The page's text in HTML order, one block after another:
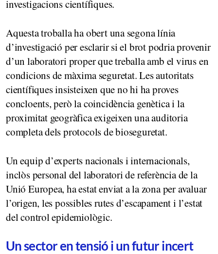
investigacions científiques.
Aquesta troballa ha obert una segona línia
d’investigació per esclarir si el brot podria provenir
d’un laboratori proper que treballa amb el virus en
condicions de màxima seguretat. Les autoritats
científiques insisteixen que no hi ha proves
concloents, però la coincidència genètica i la
proximitat geogràfica exigeixen una auditoria
completa dels protocols de bioseguretat.
Un equip d’experts nacionals i internacionals,
inclòs personal del laboratori de referència de la
Unió Europea, ha estat enviat a la zona per avaluar
l’origen, les possibles rutes d’escapament i l’estat
del control epidemiològic.
Un sector en tensió i un futur incert